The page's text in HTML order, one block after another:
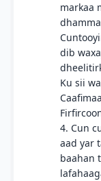
markaa
dib
Ku sii
4. Cun
aad yar
baahan